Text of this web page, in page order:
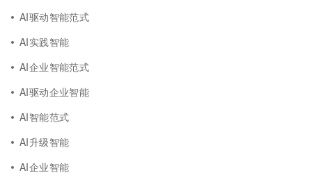
AI驱动智能范式
AI实践智能
AI企业智能范式
AI驱动企业智能
AI智能范式
AI升级智能
AI企业智能